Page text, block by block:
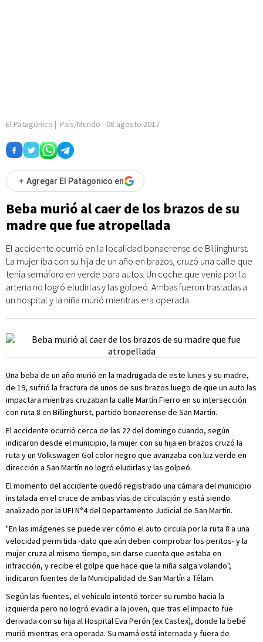
El Patagónico | País/Mundo - 08 agosto 2017
+ Agregar El Patagonico en
Beba murió al caer de los brazos de su
madre que fue atropellada
El accidente ocurrió en la localidad bonaerense de Billinghurst.
La mujer iba con su hija de un año en brazos, cruzó una calle que
tenía semáforo en verde para autos. Un coche que venía por la
arteria no logró eludirlas y las golpeó. Ambas fueron trasladas a
un hospital y la niña murió mientras era operada.
Una beba de un año murió en la madrugada de este lunes y su madre,
de 19, sufrió la fractura de unos de sus brazos luego de que un auto las
impactara mientras cruzaban la calle Martín Fierro en su intersección
con ruta 8 en Billinghurst, partido bonaerense de San Martín.
El accidente ocurrió cerca de las 22 del domingo cuando, según
indicaron desde el municipio, la mujer con su hija en brazos cruzó la
ruta y un Volkswagen Gol color negro que avanzaba con luz verde en
dirección a San Martín no logró eludirlas y las golpeó.
El momento del accidente quedó registrado una cámara del municipio
instalada en el cruce de ambas vías de circulación y está siendo
analizado por la UFI N°4 del Departamento Judicial de San Martín.
"En las imágenes se puede ver cómo el auto circula por la ruta 8 a una
velocidad permitida -dato que aún deben comprobar los peritos- y la
mujer cruza al mismo tiempo, sin darse cuenta que estaba en
infracción, y recibe el golpe que hace que la niña salga volando",
indicaron fuentes de la Municipalidad de San Martín a Télam.
Según las fuentes, el vehículo intentó torcer su rumbo hacia la
izquierda pero no logró evadir a la joven, que tras el impacto fue
derivada con su hija al Hospital Eva Perón (ex Castex), donde la bebé
murió mientras era operada. Su mamá está internada y fuera de